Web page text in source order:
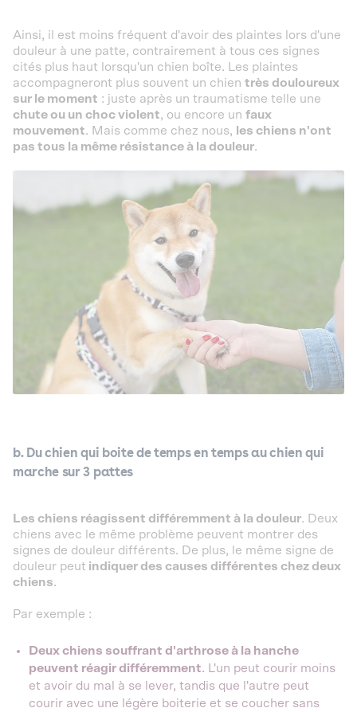
Ainsi, il est moins fréquent d'avoir des plaintes lors d'une
douleur à une patte, contrairement à tous ces signes
cités plus haut lorsqu'un chien boîte. Les plaintes
accompagneront plus souvent un chien très douloureux
sur le moment : juste après un traumatisme telle une
chute ou un choc violent, ou encore un faux
mouvement. Mais comme chez nous, les chiens n'ont
pas tous la même résistance à la douleur.
b. Du chien qui boite de temps en temps au chien qui
marche sur 3 pattes
Les chiens réagissent différemment à la douleur. Deux
chiens avec le même problème peuvent montrer des
signes de douleur différents. De plus, le même signe de
douleur peut indiquer des causes différentes chez deux
chiens.
Par exemple :
Deux chiens souffrant d'arthrose à la hanche
peuvent réagir différemment. L'un peut courir moins
et avoir du mal à se lever, tandis que l'autre peut
courir avec une légère boiterie et se coucher sans